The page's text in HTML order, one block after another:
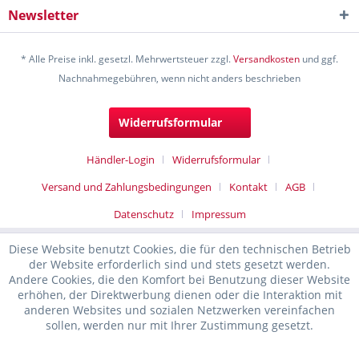
Newsletter
* Alle Preise inkl. gesetzl. Mehrwertsteuer zzgl.Versandkosten und ggf.
Nachnahmegebühren, wenn nicht anders beschrieben
Widerrufsformular
Händler-Login
Widerrufsformular
Versand und Zahlungsbedingungen
Kontakt
AGB
Datenschutz
Impressum
Diese Website benutzt Cookies, die für den technischen Betrieb
der Website erforderlich sind und stets gesetzt werden.
Andere Cookies, die den Komfort bei Benutzung dieser Website
erhöhen, der Direktwerbung dienen oder die Interaktion mit
anderen Websites und sozialen Netzwerken vereinfachen
sollen, werden nur mit Ihrer Zustimmung gesetzt.